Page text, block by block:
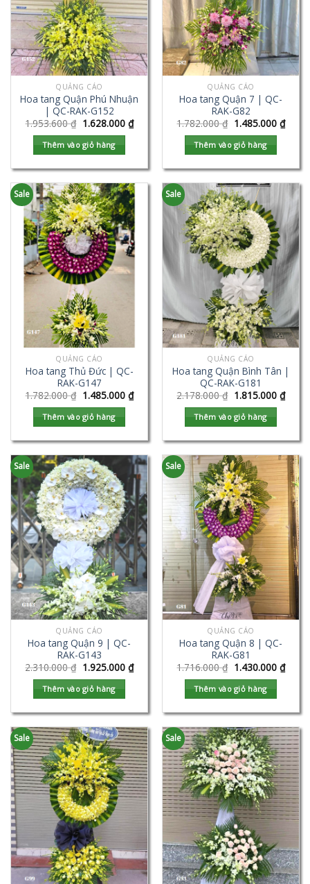
QUẢNG CÁO
Hoa tang Quận Phú Nhuận
| QC-RAK-G152
1.953.600₫ 1.628.000 ₫
Thêm vào giỏ hàng
QUẢNG CÁO
Hoa tang Quận 7 | QC-
RAK-G82
1.782.000₫ 1.485.000 ₫
Thêm vào giỏ hàng
Sale
QUẢNG CÁO
Hoa tang Thủ Đức | QC-
RAK-G147
1.782.000₫ 1.485.000 ₫
Thêm vào giỏ hàng
Sale
QUẢNG CÁO
Hoa tang Quận Bình Tân |
QC-RAK-G181
2.178.000₫ 1.815.000 ₫
Thêm vào giỏ hàng
Sale
QUẢNG CÁO
Hoa tang Quận 9 | QC-
RAK-G143
2.310.000₫ 1.925.000 ₫
Thêm vào giỏ hàng
Sale
QUẢNG CÁO
Hoa tang Quận 8 | QC-
RAK-G81
1.716.000₫ 1.430.000 ₫
Thêm vào giỏ hàng
Sale Sale